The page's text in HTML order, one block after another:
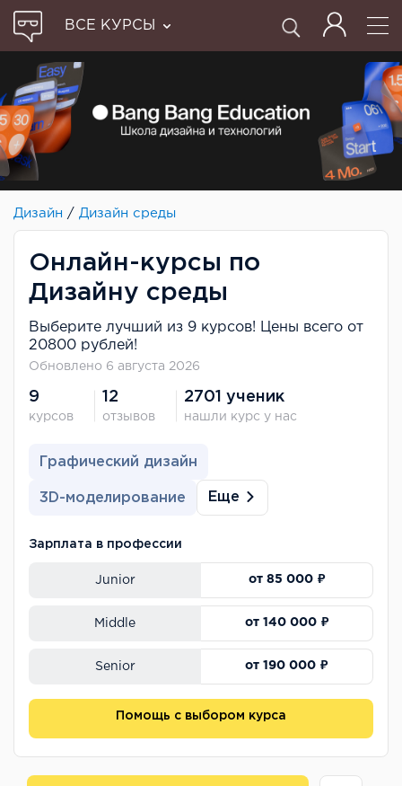
ВСЕ КУРСЫ
Дизайн / Дизайн среды
Онлайн-курсы по
Дизайну среды
Выберите лучший из 9 курсов! Цены всего от
20800 рублей!
Обновлено 6 августа 2026
9
курсов
12
отзывов
2701 ученик
нашли курс у нас
Графический дизайн
3D-моделирование Еще
Зарплата в профессии
Junior от 85 000 ₽
Middle от 140 000 ₽
Senior от 190 000 ₽
Помощь с выбором курса